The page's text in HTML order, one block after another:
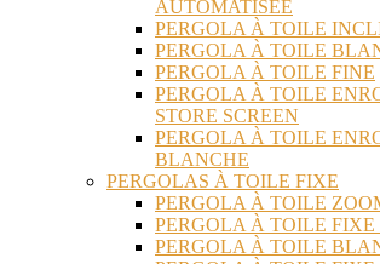
AUTOMATISÉE
PERGOLA À TOILE
PERGOLA À TOILE
PERGOLA À TOILE FINE
PERGOLA À TOILE
STORE SCREEN
PERGOLA À TOILE
BLANCHE
PERGOLAS À TOILE FIXE
PERGOLA À TOILE
PERGOLA À TOILE FIXE
PERGOLA À TOILE